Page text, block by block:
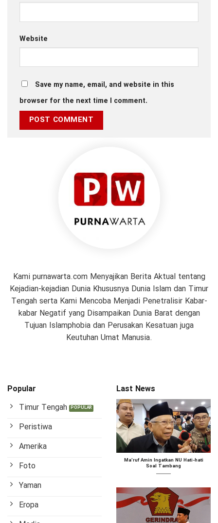
Website
Save my name, email, and website in this
browser for the next time I comment.
Kami purnawarta.com Menyajikan Berita Aktual tentang
Kejadian-kejadian Dunia Khususnya Dunia Islam dan Timur
Tengah serta Kami Mencoba Menjadi Penetralisir Kabar-
kabar Negatif yang Disampaikan Dunia Barat dengan
Tujuan Islamphobia dan Perusakan Kesatuan juga
Keutuhan Umat Manusia.
Popular
Timur Tengah
Peristiwa
Amerika
Foto
Yaman
Eropa
Last News
Ma’ruf Amin Ingatkan NU Hati-hati
Soal Tambang